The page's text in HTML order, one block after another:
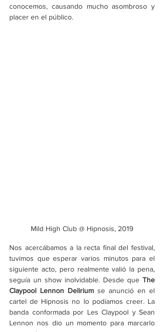
conocemos, causando mucho asombroso y
placer en el público.
Mild High Club @ Hipnosis, 2019
Nos acercábamos a la recta final del festival,
tuvimos que esperar varios minutos para el
siguiente acto, pero realmente valió la pena,
seguía un show inolvidable. Desde que The
Claypool Lennon Delirium se anunció en el
cartel de Hipnosis no lo podíamos creer. La
banda conformada por Les Claypool y Sean
Lennon nos dio un momento para marcarlo